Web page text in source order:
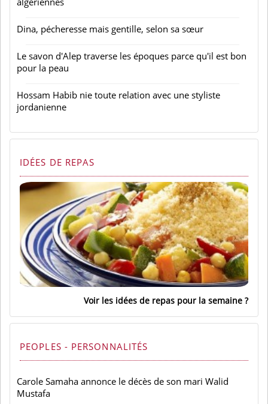
Dina, pécheresse mais gentille, selon sa sœur
Le savon d'Alep traverse les époques parce qu'il est bon
pour la peau
Hossam Habib nie toute relation avec une styliste
jordanienne
IDÉES DE REPAS
Voir les idées de repas pour la semaine
PEOPLES - PERSONNALITÉS
Carole Samaha annonce le décès de son mari Walid
Mustafa